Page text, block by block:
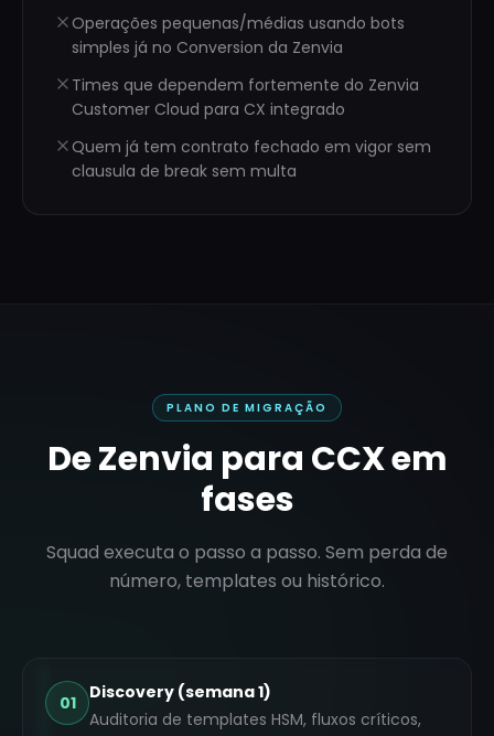
Operações pequenas/médias usando bots
simples já no Conversion da Zenvia
Times que dependem fortemente do Zenvia
Customer Cloud para CX integrado
Quem já tem contrato fechado em vigor sem
clausula de break sem multa
PLANO DE MIGRAÇÃO
DeZenvia para CCX em
fases
Squad executa o passo a passo. Sem perda de
número, templates ou histórico.
01
Discovery (semana 1)
Auditoria de templates HSM, fluxos críticos,